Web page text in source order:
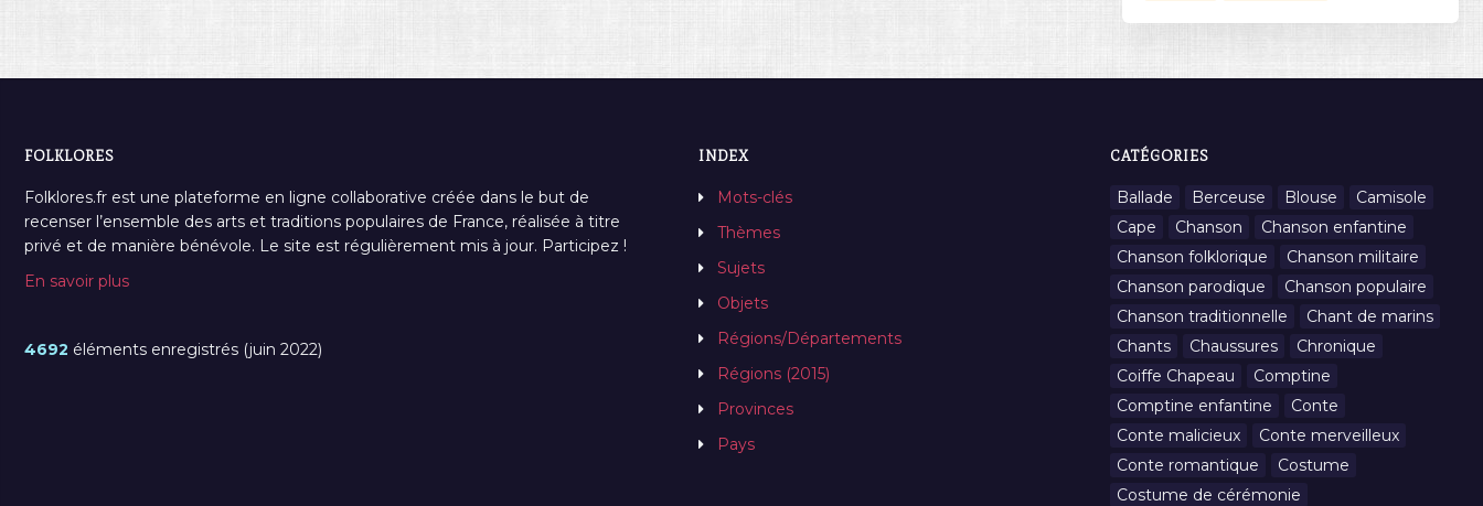
FOLKLORES
Folklores.fr est une plateforme en ligne collaborative créée dans le but de
recenser l’ensemble des arts et traditions populaires de France, réalisée à titre
privé et de manière bénévole. Le site est régulièrement mis à jour. Participez !
En savoir plus
4692 éléments enregistrés (juin 2022)
INDEX
Mots-clés
Thèmes
Sujets
Objets
Régions/Départements
Régions (2015)
Provinces
Pays
CATÉGORIES
Ballade Berceuse Blouse
Camisole
Cape
Chanson
Chanson enfantine
Chanson folklorique
Chanson militaire
Chanson parodique
Chanson populaire
Chanson traditionnelle
Chant de marins
Chants
Chaussures
Chronique
Coiffe Chapeau
Comptine
Comptine enfantine
Conte
Conte malicieux
Conte merveilleux
Conte romantique
Costume
Costume de cérémonie